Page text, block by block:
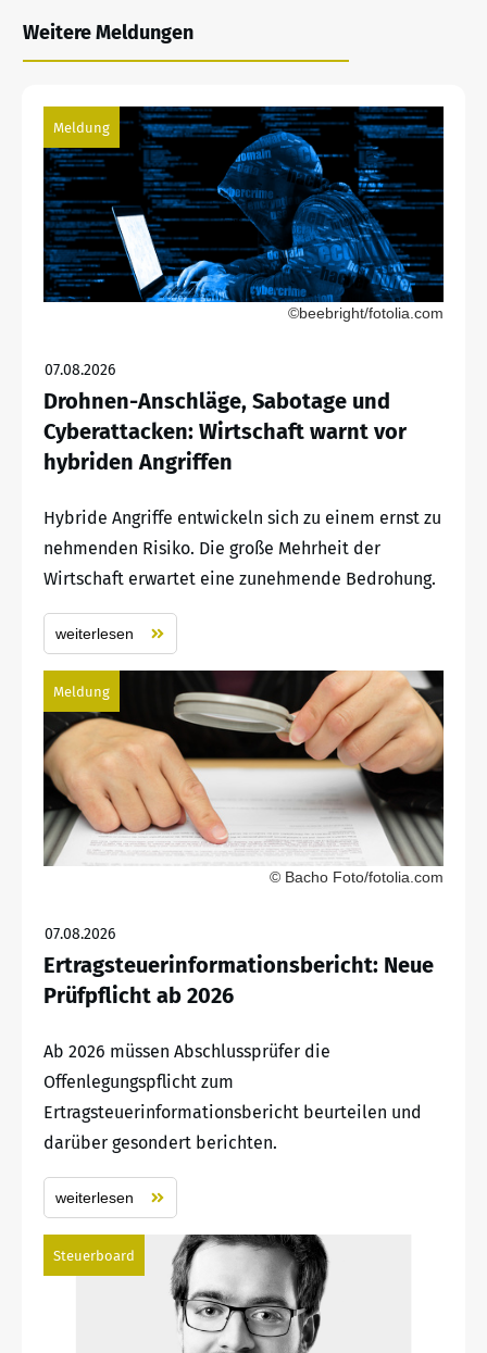
Weitere Meldungen
Meldung
©beebright/fotolia.com
07.08.2026
Drohnen-Anschläge, Sabotage und
Cyberattacken: Wirtschaft warnt vor
hybriden Angriffen
Hybride Angriffe entwickeln sich zu einem ernst zu
nehmenden Risiko. Die große Mehrheit der
Wirtschaft erwartet eine zunehmende Bedrohung.
weiterlesen
Meldung
© Bacho Foto/fotolia.com
07.08.2026
Ertragsteuerinformationsbericht: Neue
Prüfpflicht ab 2026
Ab 2026 müssen Abschlussprüfer die
Offenlegungspflicht zum
Ertragsteuerinformationsbericht beurteilen und
darüber gesondert berichten.
weiterlesen
Steuerboard